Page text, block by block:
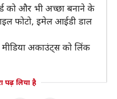
को और भी अच्छा बनाने के
फोटो, इमेल आईडी डाल
अकाउंट्स को लिंक
पढ़ लिया है